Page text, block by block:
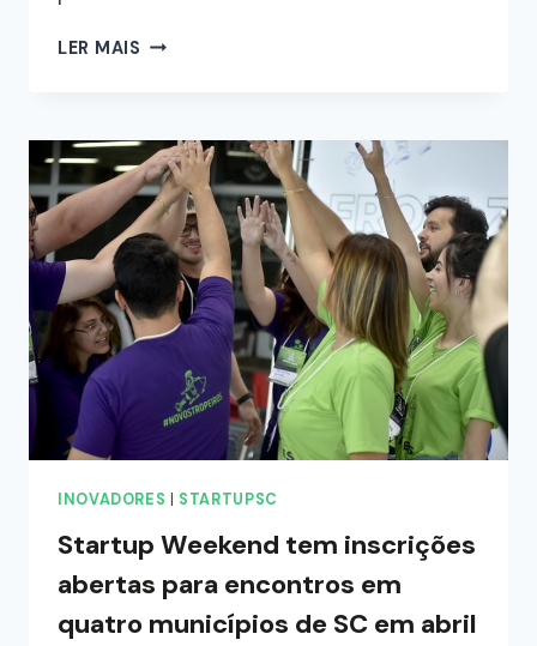
LER MAIS
INOVADORES STARTUPSC
Startup Weekend tem inscrições
abertas para encontros em
quatro municípios de SC em abril